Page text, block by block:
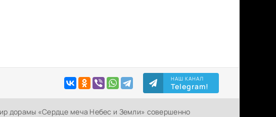
НАШ КАНАЛ
Telegram!
дорамы «Сердце меча Небес и Земли» совершенно